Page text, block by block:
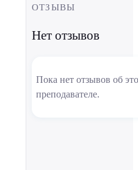
ОТЗЫВЫ
Нет отзывов
Пока нет отзывов об
преподавателе.